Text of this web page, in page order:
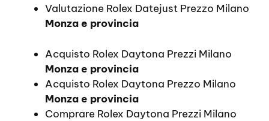
Valutazione Rolex Datejust Prezzo Milano
Monza e provincia
Acquisto Rolex Daytona Prezzi Milano
Monza e provincia
Acquisto Rolex Daytona Prezzo Milano
Monza e provincia
Comprare Rolex Daytona Prezzi Milano